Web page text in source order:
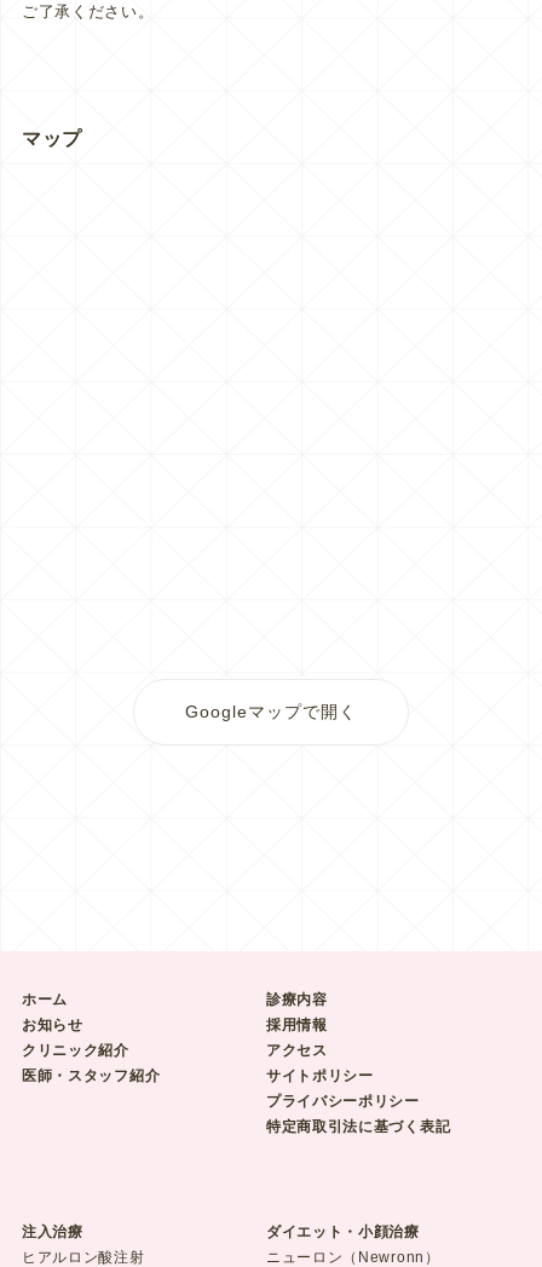
ご了承ください。
マップ
Googleマップで開く
ホーム
お知らせ
クリニック紹介
医師・スタッフ紹介
診療内容
採用情報
アクセス
サイトポリシー
プライバシーポリシー
特定商取引法に基づく表記
注入治療
ヒアルロン酸注射
ダイエット・小顔治療
ニューロン（Newronn）